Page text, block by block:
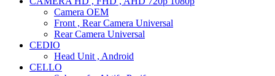
Camera OEM
Front , Rear Camera Universal
Rear Camera Universal
CEDIO
Head Unit , Android
CELLO